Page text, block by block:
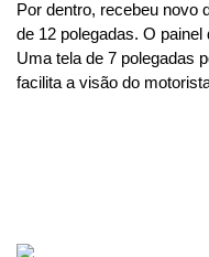
Por dentro, recebeu novo
de 12 polegadas. O
Uma tela de 7 polegadas
facilita a visão do